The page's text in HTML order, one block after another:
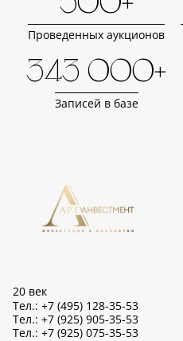
Проведенных аукционов
343 000+
Записей в базе
20 век
Тел.: +7 (495) 128-35-53
Тел.: +7 (925) 905-35-53
Тел.: +7 (925) 075-35-53